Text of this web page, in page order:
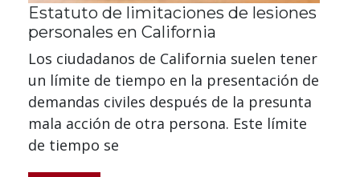
Estatuto de limitaciones de lesiones
personales en California
Los ciudadanos de California suelen tener
un límite de tiempo en la presentación de
demandas civiles después de la presunta
mala acción de otra persona. Este límite
de tiempo se